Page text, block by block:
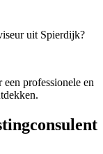
uit Spierdijk?
professionele en